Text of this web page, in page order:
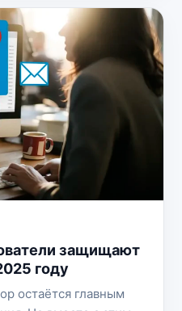
защищают
году
остаётся главным